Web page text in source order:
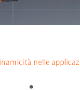
nelle